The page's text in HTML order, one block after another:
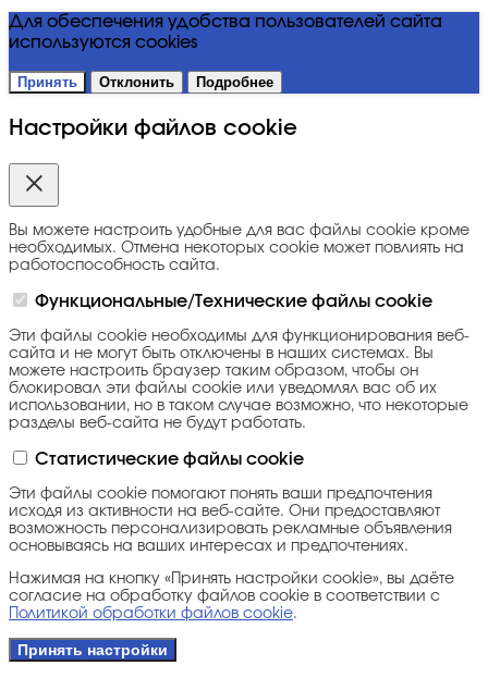
Для обеспечения удобства пользователей сайта
используются cookies
Принять Отклонить Подробнее
Настройки файлов cookie
Вы можете настроить удобные для вас файлы cookie кроме
необходимых. Отмена некоторых cookie может повлиять на
работоспособность сайта.
Функциональные/Технические файлы cookie
Эти файлы cookie необходимы для функционирования веб-
сайта и не могут быть отключены в наших системах. Вы
можете настроить браузер таким образом, чтобы он
блокировал эти файлы cookie или уведомлял вас об их
использовании, но в таком случае возможно, что некоторые
разделы веб-сайта не будут работать.
Статистические файлы cookie
Эти файлы cookie помогают понять ваши предпочтения
исходя из активности на веб-сайте. Они предоставляют
возможность персонализировать рекламные объявления
основываясь на ваших интересах и предпочтениях.
Нажимая на кнопку «Принять настройки cookie», вы даёте
согласие на обработку файлов cookie в соответствии с
Политикой обработки файлов cookie.
Принять настройки